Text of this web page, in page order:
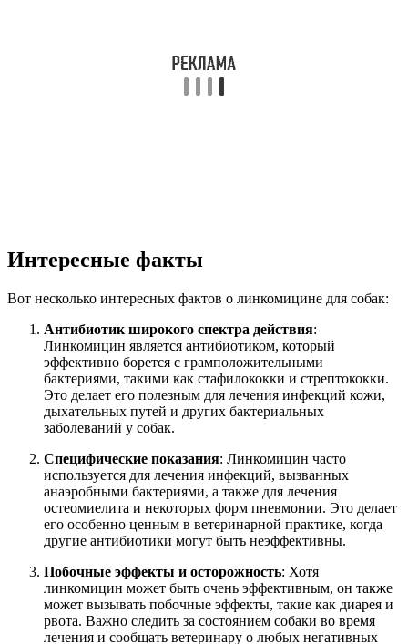
Интересные факты
Вот несколько интересных фактов о линкомицине для собак:
Антибиотик широкого спектра действия:
Линкомицин является антибиотиком, который
эффективно борется с грамположительными
бактериями, такими как стафилококки и стрептококки.
Это делает его полезным для лечения инфекций кожи,
дыхательных путей и других бактериальных
заболеваний у собак.
Специфические показания: Линкомицин часто
используется для лечения инфекций, вызванных
анаэробными бактериями, а также для лечения
остеомиелита и некоторых форм пневмонии. Это делает
его особенно ценным в ветеринарной практике, когда
другие антибиотики могут быть неэффективны.
Побочные эффекты и осторожность: Хотя
линкомицин может быть очень эффективным, он также
может вызывать побочные эффекты, такие как диарея и
рвота. Важно следить за состоянием собаки во время
лечения и сообщать ветеринару о любых негативных